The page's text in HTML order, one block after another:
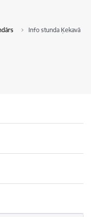
Info stunda Ķekavā